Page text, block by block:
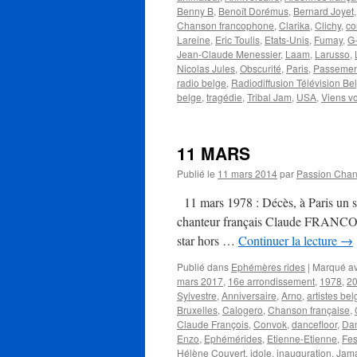
Benny B, Benoît Dorémus, Bernard Joyet,
Chanson francophone, Clarika, Clichy,
Lareine, Eric Toulis, Etats-Unis, Fumay,
Jean-Claude Menessier, Laam, Larusso,
Nicolas Jules, Obscurité, Paris,
radio belge, Radiodiffusion Télévision
belge, tragédie, Tribal Jam, USA, Viens
11 MARS
Publié le 11 mars 2014par Passion
11 mars 1978 : Décès, à Paris un
chanteur français Claude
star hors … Continuer la lecture →
Publié dans Ephémères rides | Marqué
mars 2017, 16e arrondissement, 1978,
Sylvestre, Anniversaire, Arno, artistes
Bruxelles, Calogero, Chanson française,
Claude François, Convok, dancefloor,
Enzo, Ephémérides, Etienne-Etienne,
Hélène Couvert, idole, inauguration,